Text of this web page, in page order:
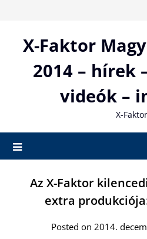
contentX-Faktor
2014 – hírek
videók –
X-Faktor
Az X-Faktor
extra
Posted on 2014.